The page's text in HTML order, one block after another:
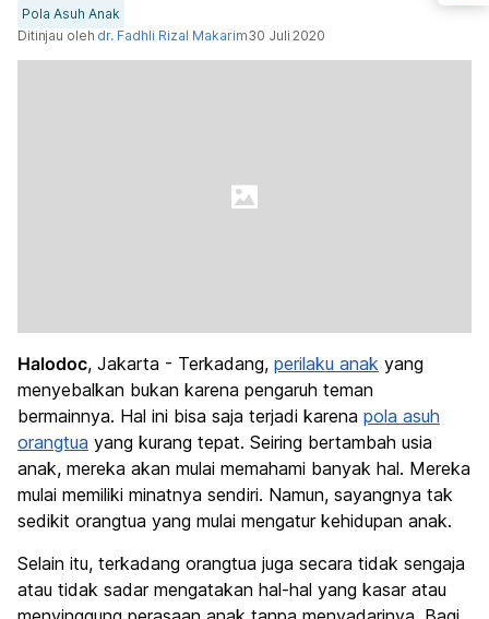
Pola Asuh Anak
Ditinjau oleh dr. Fadhli Rizal Makarim30 Juli 2020
Halodoc, Jakarta - Terkadang, perilaku anak yang
menyebalkan bukan karena pengaruh teman
bermainnya. Hal ini bisa saja terjadi karena pola asuh
orangtua yang kurang tepat. Seiring bertambah usia
anak, mereka akan mulai memahami banyak hal. Mereka
mulai memiliki minatnya sendiri. Namun, sayangnya tak
sedikit orangtua yang mulai mengatur kehidupan anak.
Selain itu, terkadang orangtua juga secara tidak sengaja
atau tidak sadar mengatakan hal-hal yang kasar atau